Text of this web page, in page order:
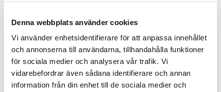
Denna webbplats använder cookies
Vi använder enhetsidentifierare för att anpassa innehållet
och annonserna till användarna, tillhandahålla funktioner
för sociala medier och analysera vår trafik. Vi
vidarebefordrar även sådana identifierare och annan
information från din enhet till de sociala medier och
skölj noggrant.
och skölj ut för en mjuk och volymgivande finish.
För bästa resultat, använd dagligen.
Fint och tunt hår som behöver mer kropp och volym
Hår som behöver ett lyft och en fräsch känsla utan att bli